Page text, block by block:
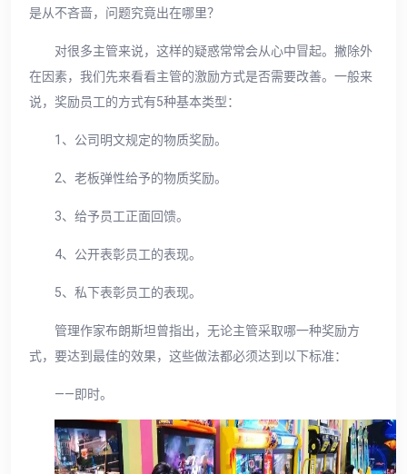
是从不吝啬，问题究竟出在哪里？
对很多主管来说，这样的疑惑常常会从心中冒起。撇除外
在因素，我们先来看看主管的激励方式是否需要改善。一般来
说，奖励员工的方式有5种基本类型：
1、公司明文规定的物质奖励。
2、老板弹性给予的物质奖励。
3、给予员工正面回馈。
4、公开表彰员工的表现。
5、私下表彰员工的表现。
管理作家布朗斯坦曾指出，无论主管采取哪一种奖励方
式，要达到最佳的效果，这些做法都必须达到以下标准：
——即时。